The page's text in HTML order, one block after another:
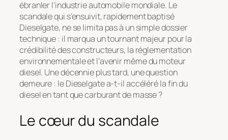
ébranler l’industrie automobile mondiale. Le
scandale qui s’ensuivit, rapidement baptisé
Dieselgate, ne se limita pas à un simple dossier
technique : il marqua un tournant majeur pour la
crédibilité des constructeurs, la réglementation
environnementale et l’avenir même du moteur
diesel. Une décennie plus tard, une question
demeure : le Dieselgate a-t-il accéléré la fin du
diesel en tant que carburant de masse ?
Le cœur du scandale